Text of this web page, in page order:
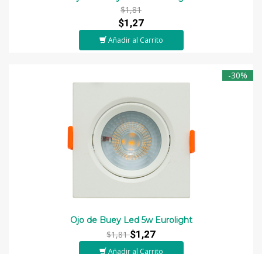
$1,81
$1,27
Añadir al Carrito
-30%
Ojo de Buey Led 5w Eurolight
$1,81$1,27
Añadir al Carrito